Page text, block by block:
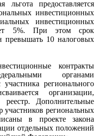
предоставляется
инвестиционных
инвестиционных
5%. При этом срок
превышать 10 налоговых
контракты
органами
регионального
организации,
Дополнительные
участников региональных
в проекте закона
отдельных положений